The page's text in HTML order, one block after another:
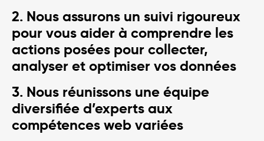
2. Nous assurons un suivi rigoureux
pour vous aider à comprendre les
actions posées pour collecter,
analyser et optimiser vos données
3. Nous réunissons une équipe
diversifiée d’experts aux
compétences web variées